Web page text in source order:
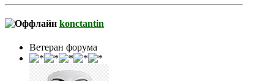
konctantin
Ветеран форума